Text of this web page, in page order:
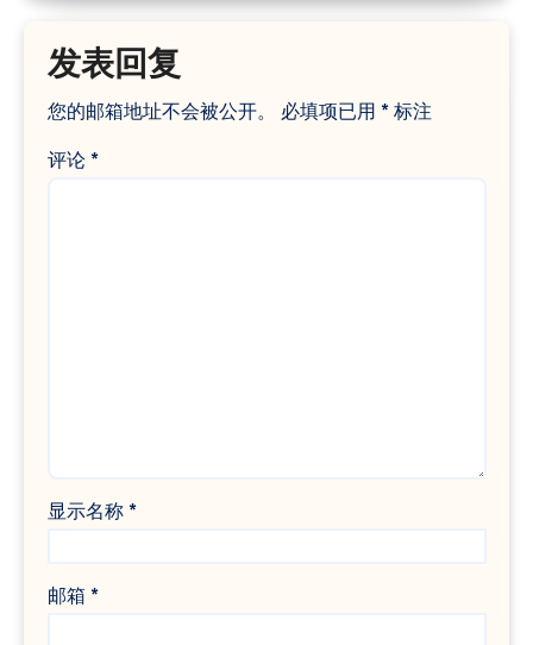
发表回复
您的邮箱地址不会被公开。 必填项已用 *标注
评论 *
显示名称 *
邮箱 *